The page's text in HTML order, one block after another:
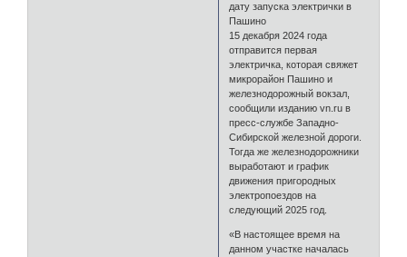
дату запуска электрички в
Пашино
15 декабря 2024 года
отправится первая
электричка, которая свяжет
микрорайон Пашино и
железнодорожный вокзал,
сообщили изданию vn.ru в
пресс-службе Западно-
Сибирской железной дороги.
Тогда же железнодорожники
выработают и график
движения пригородных
электропоездов на
следующий 2025 год.
«В настоящее время на
данном участке началась